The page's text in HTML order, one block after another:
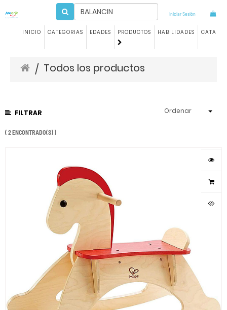
Iniciar Sesión
INICIO CATEGORIAS EDADES PRODUCTOS HABILIDADES
/ Todos los productos
FILTRAR
( 2 ENCONTRADO(S) )
Ordenar